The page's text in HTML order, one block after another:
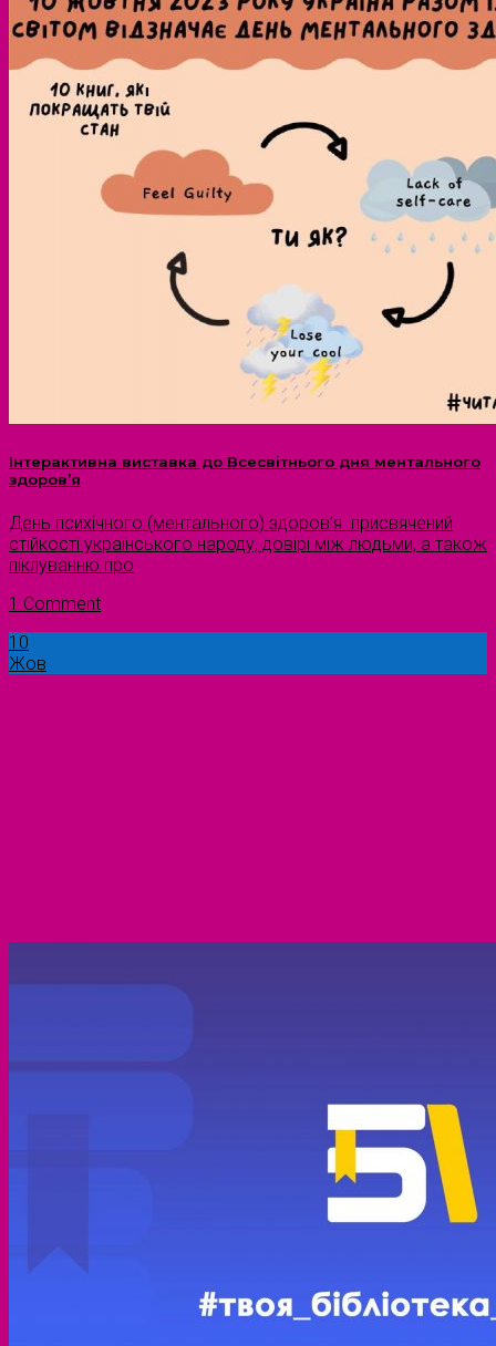
Інтерактивна виставка до Всесвітнього дня ментального
здоров’я
День психічного (ментального) здоров’я присвячений
стійкості українського народу, довірі між людьми, а також
піклуванню про
1 Comment
10
Жов